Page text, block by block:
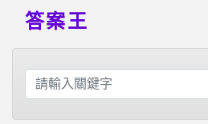
答案王